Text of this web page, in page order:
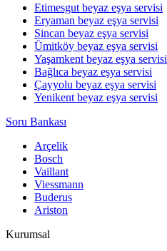
Etimesgut beyaz eşya servisi
Eryaman beyaz eşya servisi
Sincan beyaz eşya servisi
Ümitköy beyaz eşya servisi
Yaşamkent beyaz eşya servisi
Bağlıca beyaz eşya servisi
Çayyolu beyaz eşya servisi
Yenikent beyaz eşya servisi
Soru Bankası
Arçelik
Bosch
Vaillant
Viessmann
Buderus
Ariston
Kurumsal